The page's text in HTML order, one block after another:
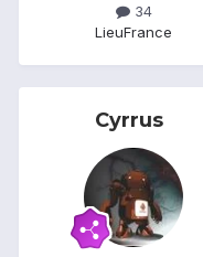
34
LieuFrance
Cyrrus